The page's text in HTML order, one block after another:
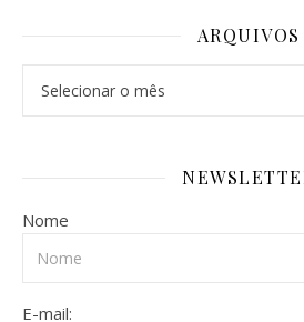
ARQUIVOS
Nome
E-mail: